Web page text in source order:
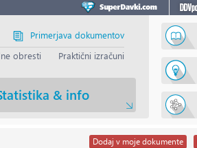
Primerjava dokumentov
obresti Praktični izračuni
& info
Dodaj v moje dokumente